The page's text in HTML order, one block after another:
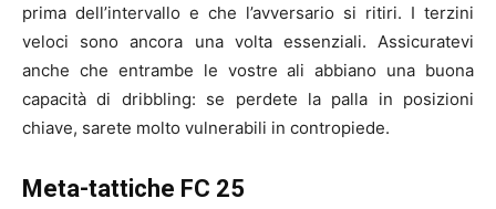
prima dell’intervallo e che l’avversario si ritiri. I terzini
veloci sono ancora una volta essenziali. Assicuratevi
anche che entrambe le vostre ali abbiano una buona
capacità di dribbling: se perdete la palla in posizioni
chiave, sarete molto vulnerabili in contropiede.
Meta-tattiche FC 25